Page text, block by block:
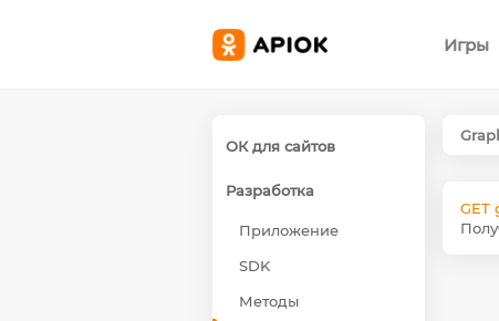
Игры
ОК для сайтов
Разработка
Приложение
SDK
Методы
GET